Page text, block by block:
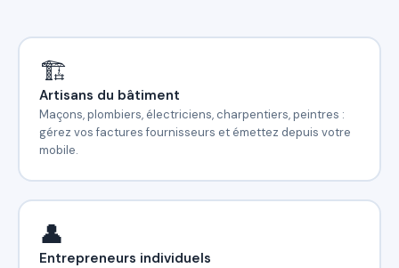
🏗️
Artisans du bâtiment
Maçons, plombiers, électriciens, charpentiers, peintres :
gérez vos factures fournisseurs et émettez depuis votre
mobile.
👤
Entrepreneurs individuels